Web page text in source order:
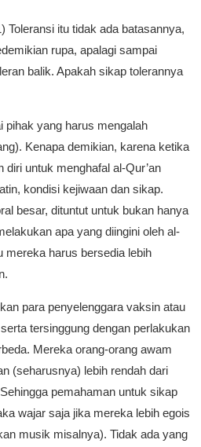
Toleransi itu tidak ada batasannya,
rupa, apalagi sampai
balik. Apakah sikap tolerannya
pihak yang harus mengalah
Kenapa demikian, karena ketika
untuk menghafal al-Qur’an
kondisi kejiwaan dan sikap.
besar, dituntut untuk bukan hanya
apa yang diingini oleh al-
mereka harus bersedia lebih
para penyelenggara vaksin atau
tersinggung dengan perlakukan
Mereka orang-orang awam
(seharusnya) lebih rendah dari
pemahaman untuk sikap
wajar saja jika mereka lebih egois
musik misalnya). Tidak ada yang